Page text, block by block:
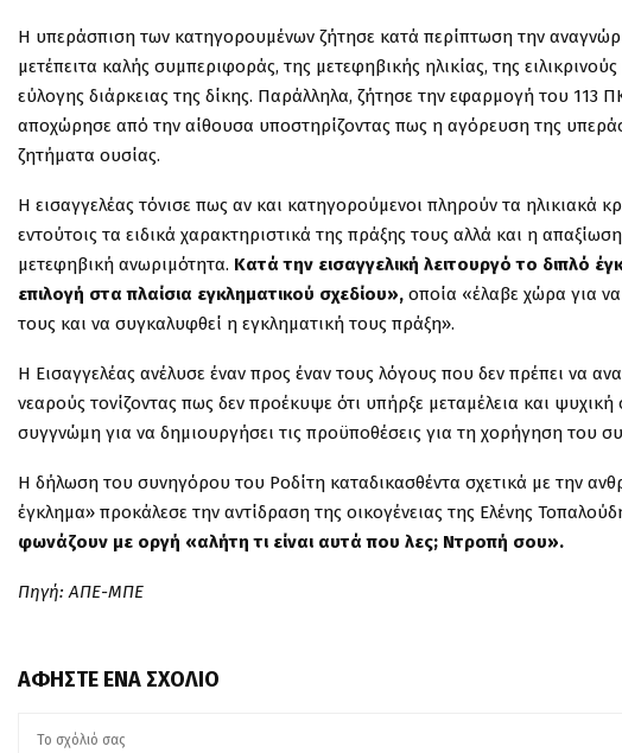
Η υπεράσπιση των κατηγορουμένων ζήτησε κατά περίπτωση την
μετέπειτα καλής συμπεριφοράς, της μετεφηβικής ηλικίας, της
εύλογης διάρκειας της δίκης. Παράλληλα, ζήτησε την εφαρμογή του 113
αποχώρησε από την αίθουσα υποστηρίζοντας πως η αγόρευση της
ζητήματα ουσίας.
Η εισαγγελέας τόνισε πως αν και κατηγορούμενοι πληρούν τα ηλικιακά
εντούτοις τα ειδικά χαρακτηριστικά της πράξης τους αλλά και η
μετεφηβική ανωριμότητα. Κατά την εισαγγελική λειτουργό το διπλό
επιλογή στα πλαίσια εγκληματικού σχεδίου», οποία «έλαβε χώρα για
τους και να συγκαλυφθεί η εγκληματική τους πράξη».
Η Εισαγγελέας ανέλυσε έναν προς έναν τους λόγους που δεν πρέπει να
νεαρούς τονίζοντας πως δεν προέκυψε ότι υπήρξε μεταμέλεια και
συγγνώμη για να δημιουργήσει τις προϋποθέσεις για τη χορήγηση του
Η δήλωση του συνηγόρου του Ροδίτη καταδικασθέντα σχετικά με την
έγκλημα» προκάλεσε την αντίδραση της οικογένειας της Ελένης
φωνάζουν με οργή «αλήτη τι είναι αυτά που λες; Ντροπή σου».
Πηγή: ΑΠΕ-ΜΠΕ
ΑΦΉΣΤΕ ΈΝΑ ΣΧΌΛΙΟ